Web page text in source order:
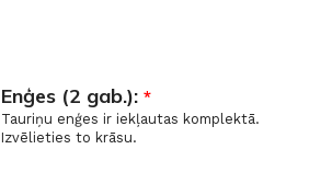
Enģes (2 gab.): *
Tauriņu enģes ir iekļautas komplektā.
Izvēlieties to krāsu.